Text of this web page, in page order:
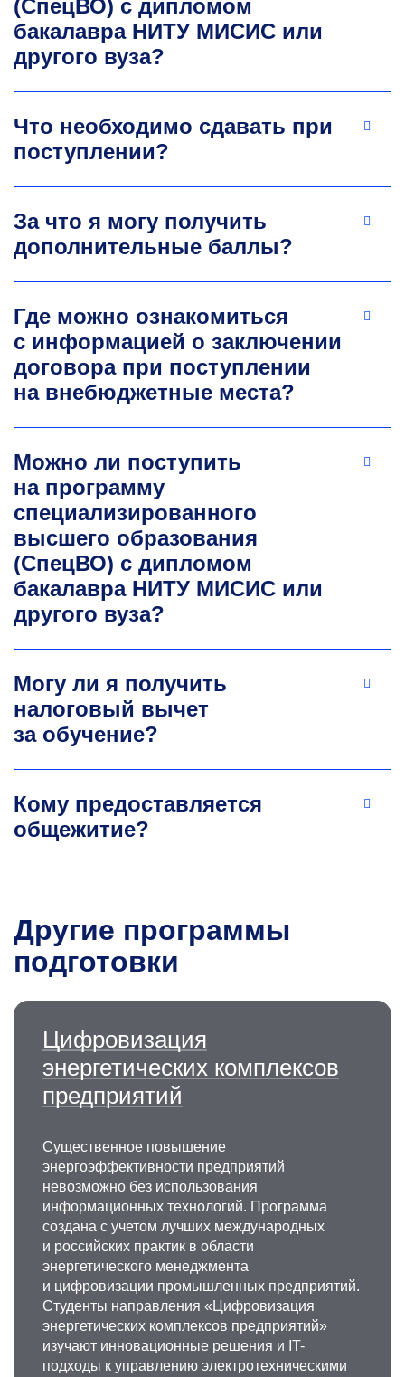
Разработка и внедрение методов и средств
электроснабжения. Число публикаций
за последние 5 лет — 18. Число публикаций
Кутепова
К.т.н., доценткафедры энергетики
и энергоэффек­тивности горной
промышленности
Разработка, внедрение, консалтинг
менеджмента. Число публикаций за последние
5 лет — 13. Число публикаций в ядре РИНЦ
за последние 5 лет — 8.
perfilieva.en@misis.ru
(СпецВО) с дипломом
бакалавра НИТУ МИСИС или
другого вуза?
Что необходимо сдавать при
поступлении?
За что я могу получить
дополнительные баллы?
Где можно ознакомиться
с информацией о заключении
договора при поступлении
на внебюджетные места?
Можно ли поступить
на программу
специализированного
высшего образования
(СпецВО) с дипломом
бакалавра НИТУ МИСИС или
другого вуза?
Могу ли я получить
налоговый вычет
за обучение?
Кому предоставляется
общежитие?
Другие программы
подготовки
Цифровизация
энергетических комплексов
предприятий
Существенное повышение
энергоэффективности предприятий
невозможно без использования
информационных технологий. Программа
создана с учетом лучших международных
и российских практик в области
энергетического менеджмента
и цифровизации промышленных предприятий.
Студенты направления «Цифровизация
энергетических комплексов предприятий»
изучают инновационные решения и IT-
подходы к управлению электротехническими